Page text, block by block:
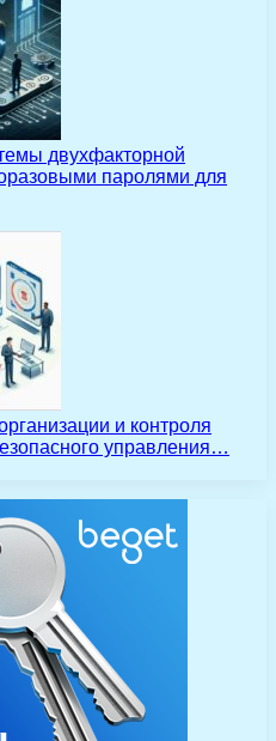
двухфакторной
паролями для
и контроля
управления…